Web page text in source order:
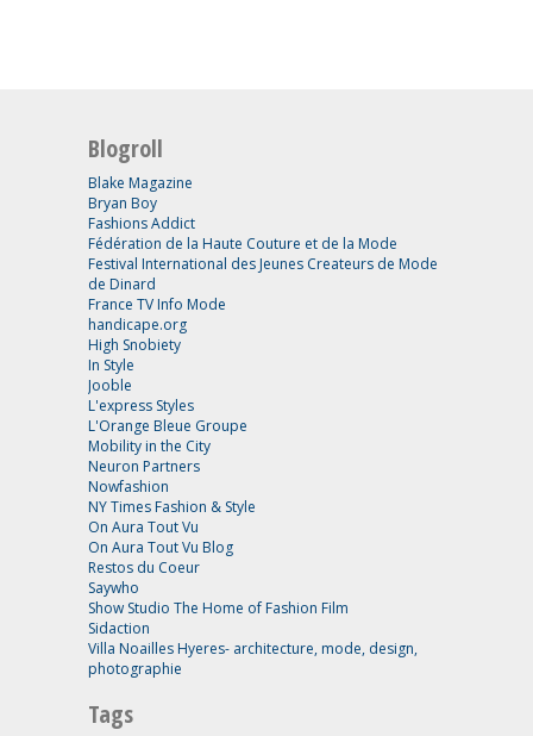
Blogroll
Blake Magazine
Bryan Boy
Fashions Addict
Fédération de la Haute Couture et de la Mode
Festival International des Jeunes Createurs de Mode
de Dinard
France TV Info Mode
handicape.org
High Snobiety
In Style
Jooble
L'express Styles
L'Orange Bleue Groupe
Mobility in the City
Neuron Partners
Nowfashion
NY Times Fashion & Style
On Aura Tout Vu
On Aura Tout Vu Blog
Restos du Coeur
Saywho
Show Studio The Home of Fashion Film
Sidaction
Villa Noailles Hyeres- architecture, mode, design,
photographie
Tags